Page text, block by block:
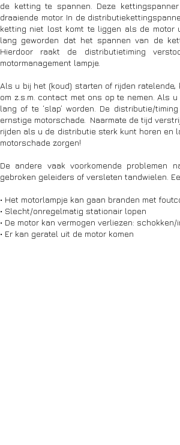
de ketting te spannen. Deze
draaiende motor. In de
ketting niet lost komt te liggen als de motor
lang geworden dat het spannen van de
Hierdoor raakt de distributietiming
motormanagement lampje.
Als u bij het (koud) starten of rijden
om z.s.m. contact met ons op te nemen. Als
lang of te ‘slap’ worden. De distributie/
ernstige motorschade.  Naarmate de tijd
rijden als u de distributie sterk kunt horen en
motorschade zorgen!
De andere vaak voorkomende problemen
• Het motorlampje kan gaan branden met
• Slecht/onregelmatig stationair lopen
• De motor kan vermogen verliezen: schokken/
• Er kan geratel uit de motor komen